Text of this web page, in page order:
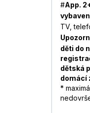
#App.
TV,
děti do
dětská
domácí
*